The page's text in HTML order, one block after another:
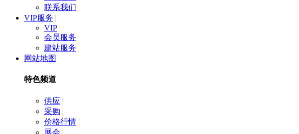
联系我们
VIP服务 |
VIP
会员服务
建站服务
网站地图
特色频道
供应 |
采购 |
价格行情 |
展会 |